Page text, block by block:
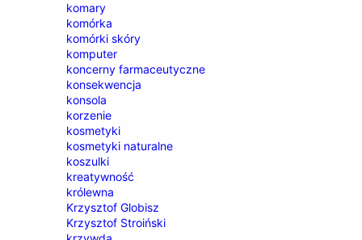
komary
komórka
komórki skóry
komputer
koncerny farmaceutyczne
konsekwencja
konsola
korzenie
kosmetyki
kosmetyki naturalne
koszulki
kreatywność
królewna
Krzysztof Globisz
Krzysztof Stroiński